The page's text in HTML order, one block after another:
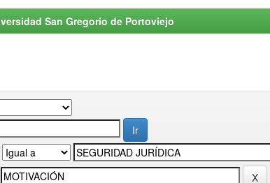
San Gregorio de Portoviejo